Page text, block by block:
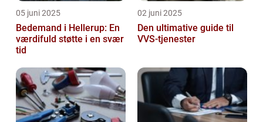
05 juni 2025
Bedemand i Hellerup: En
værdifuld støtte i en svær
tid
02 juni 2025
Den ultimative guide til
VVS-tjenester